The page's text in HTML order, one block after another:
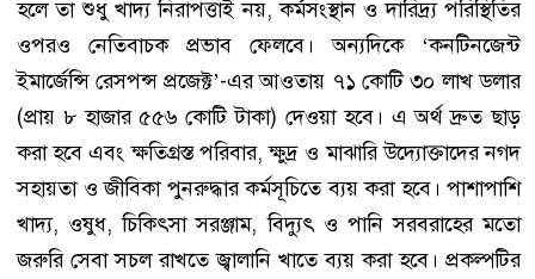
হলে তা শুধু খাদ্য নিরাপত্তাই নয়, কর্মসংস্থান ও দারিদ্র্য পরিস্থিতির
ওপরও নেতিবাচক প্রভাব ফেলবে। অন্যদিকে ‘কনটিনজেন্ট
ইমার্জেন্সি রেসপন্স প্রজেক্ট’-এর আওতায় ৭১ কোটি ৩০ লাখ ডলার
(প্রায় ৮ হাজার ৫৫৬ কোটি টাকা) দেওয়া হবে। এ অর্থ দ্রুত ছাড়
করা হবে এবং ক্ষতিগ্রস্ত পরিবার, ক্ষুদ্র ও মাঝারি উদ্যোক্তাদের নগদ
সহায়তা ও জীবিকা পুনরুদ্ধার কর্মসূচিতে ব্যয় করা হবে। পাশাপাশি
খাদ্য, ওষুধ, চিকিৎসা সরঞ্জাম, বিদ্যুৎ ও পানি সরবরাহের মতো
জরুরি সেবা সচল রাখতে জ্বালানি খাতে ব্যয় করা হবে। প্রকল্পটির